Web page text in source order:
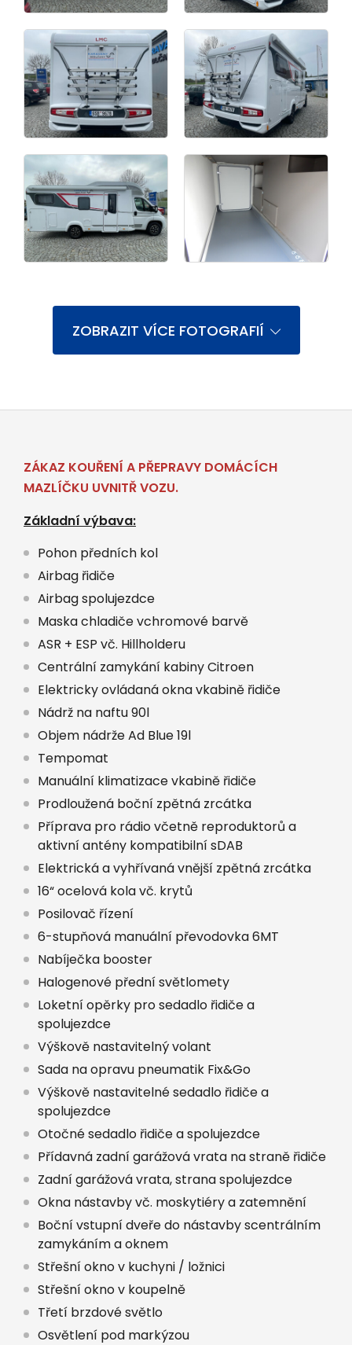
ZOBRAZIT VÍCE FOTOGRAFIÍ
ZÁKAZ KOUŘENÍ A PŘEPRAVY DOMÁCÍCH
MAZLÍČKU UVNITŘ VOZU.
Základní výbava:
Pohon předních kol
Airbag řidiče
Airbag spolujezdce
Maska chladiče vchromové barvě
ASR + ESP vč. Hillholderu
Centrální zamykání kabiny Citroen
Elektricky ovládaná okna vkabině řidiče
Nádrž na naftu 90l
Objem nádrže Ad Blue 19l
Tempomat
Manuální klimatizace vkabině řidiče
Prodloužená boční zpětná zrcátka
Příprava pro rádio včetně reproduktorů a
aktivní antény kompatibilní sDAB
Elektrická a vyhřívaná vnější zpětná zrcátka
16“ ocelová kola vč. krytů
Posilovač řízení
6-stupňová manuální převodovka 6MT
Nabíječka booster
Halogenové přední světlomety
Loketní opěrky pro sedadlo řidiče a
spolujezdce
Výškově nastavitelný volant
Sada na opravu pneumatik Fix&Go
Výškově nastavitelné sedadlo řidiče a
spolujezdce
Otočné sedadlo řidiče a spolujezdce
Přídavná zadní garážová vrata na straně řidiče
Zadní garážová vrata, strana spolujezdce
Okna nástavby vč. moskytiéry a zatemnění
Boční vstupní dveře do nástavby scentrálním
zamykáním a oknem
Střešní okno v kuchyni / ložnici
Střešní okno v koupelně
Třetí brzdové světlo
Osvětlení pod markýzou